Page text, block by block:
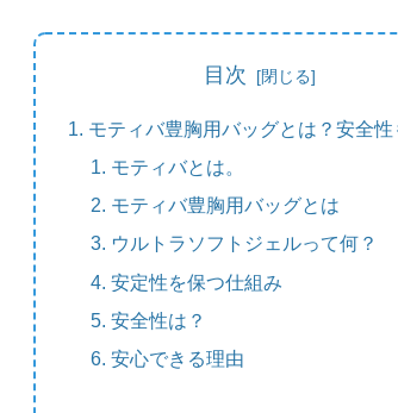
目次
モティバ豊胸用バッグとは？安全性
モティバとは。
モティバ豊胸用バッグとは
ウルトラソフトジェルって何？
安定性を保つ仕組み
安全性は？
安心できる理由